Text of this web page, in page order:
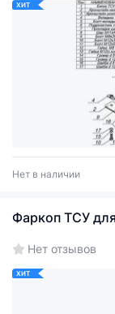
ХИТ
Нет в наличии
Фаркоп ТСУ для
Нет отзывов
ХИТ